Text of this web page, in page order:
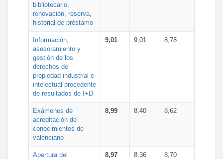
bibliotecario,
renovación, reserva,
historial de préstamo
Información,
asesoramiento y
gestión de los
derechos de
propiedad industrial e
intelectual procedente
de resultados de I+D
9,01 9,01 8,78
Exámenes de
acreditación de
conocimientos de
valenciano
8,99 8,40 8,62
Apertura del
8,97 8,36 8,70